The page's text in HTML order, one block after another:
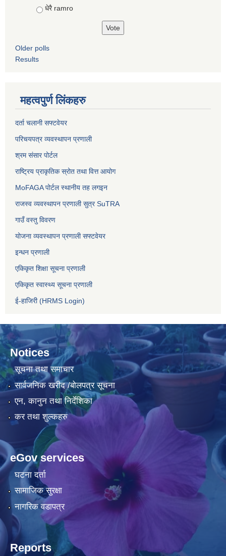
धेरै ramro
Older polls
Results
महत्वपुर्ण लिंकहरु
दर्ता चलानी सफ्टवेयर
परिचयपत्र व्यवस्थापन प्रणाली
श्रम संसार पोर्टल
राष्ट्रिय प्राकृतिक स्रोत तथा वित्त आयोग
MoFAGA पोर्टल स्थानीय तह लगइन
राजस्व व्यवस्थापन प्रणाली सुत्र SuTRA
गाउँ वस्तु विवरण
योजना व्यवस्थापन प्रणाली सफ्टवेयर
इन्धन प्रणाली
एकिकृत शिक्षा सूचना प्रणाली
एकिकृत स्वास्थ्य सूचना प्रणाली
ई-हाजिरी (HRMS Login)
Notices
सूचना तथा समाचार
सार्वजनिक खरीद /बोलपत्र सूचना
एन, कानुन तथा निर्देशिका
कर तथा शुल्कहरु
eGov services
घटना दर्ता
सामाजिक सुरक्षा
नागरिक वडापत्र
Reports